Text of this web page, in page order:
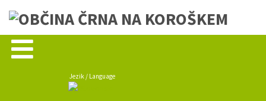
Jezik / Language